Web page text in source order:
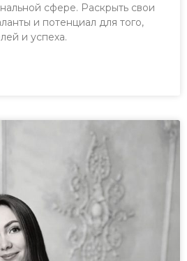
сфере. Раскрыть свои
и потенциал для того,
и успеха.